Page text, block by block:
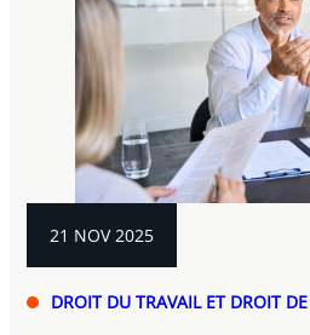
21 NOV 2025
DROIT DU TRAVAIL ET DROIT DE